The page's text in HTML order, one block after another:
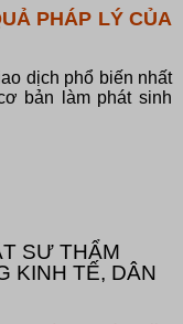
PHÁP LÝ CỦA
dịch phổ biến nhất
bản làm phát sinh
SƯ THẨM
KINH TẾ, DÂN